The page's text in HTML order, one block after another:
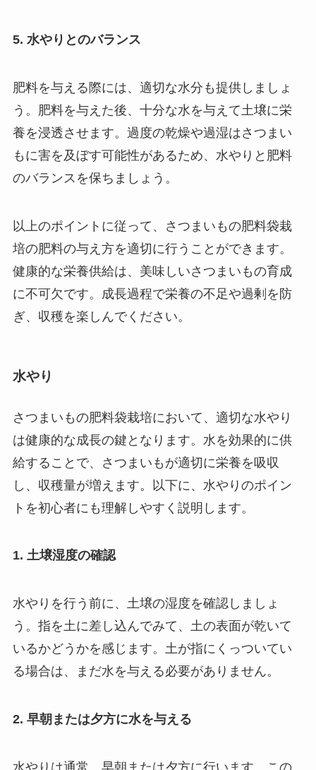
5. 水やりとのバランス
肥料を与える際には、適切な水分も提供しましょ
う。肥料を与えた後、十分な水を与えて土壌に栄
養を浸透させます。過度の乾燥や過湿はさつまい
もに害を及ぼす可能性があるため、水やりと肥料
のバランスを保ちましょう。
以上のポイントに従って、さつまいもの肥料袋栽
培の肥料の与え方を適切に行うことができます。
健康的な栄養供給は、美味しいさつまいもの育成
に不可欠です。成長過程で栄養の不足や過剰を防
ぎ、収穫を楽しんでください。
水やり
さつまいもの肥料袋栽培において、適切な水やり
は健康的な成長の鍵となります。水を効果的に供
給することで、さつまいもが適切に栄養を吸収
し、収穫量が増えます。以下に、水やりのポイン
トを初心者にも理解しやすく説明します。
1. 土壌湿度の確認
水やりを行う前に、土壌の湿度を確認しましょ
う。指を土に差し込んでみて、土の表面が乾いて
いるかどうかを感じます。土が指にくっついてい
る場合は、まだ水を与える必要がありません。
2. 早朝または夕方に水を与える
水やりは通常、早朝または夕方に行います。この